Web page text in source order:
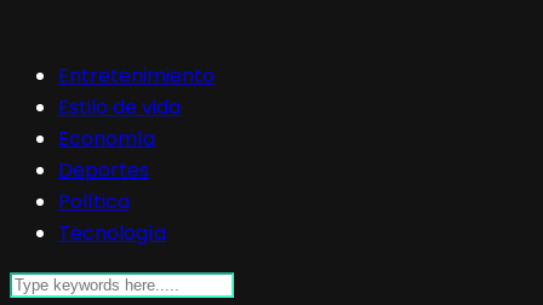
Entretenimiento
Estilo de vida
Economía
Deportes
Política
Tecnología